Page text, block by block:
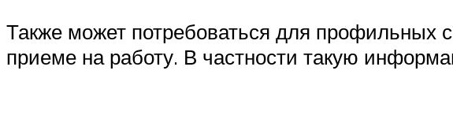
Также может потребоваться для профильных
приеме на работу. В частности такую